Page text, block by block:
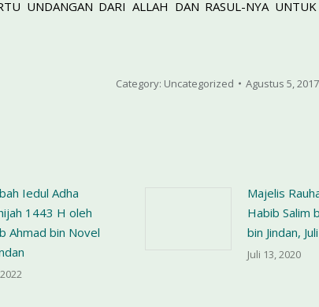
UNDANGAN DARI ALLAH DAN RASUL-NYA
Category: Uncategorized Agustus 5, 2017
Iedul Adha
1443 H oleh
Ahmad bin Novel
Majelis
Habib Salim
bin Jindan,
Juli 13, 2020